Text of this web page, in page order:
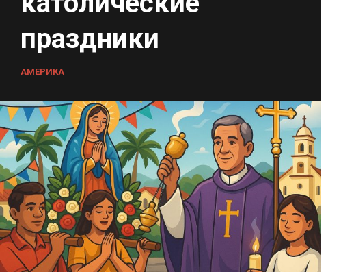
праздники
АМЕРИКА